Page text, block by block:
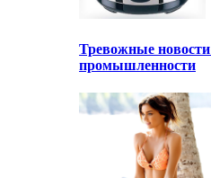
Тревожные
промышленности